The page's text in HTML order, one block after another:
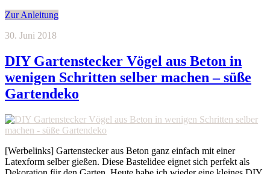
Zur Anleitung
30. Juni 2018
DIY Gartenstecker Vögel aus Beton in
wenigen Schritten selber machen – süße
Gartendeko
[Werbelinks] Gartenstecker aus Beton ganz einfach mit einer
Latexform selber gießen. Diese Bastelidee eignet sich perfekt als